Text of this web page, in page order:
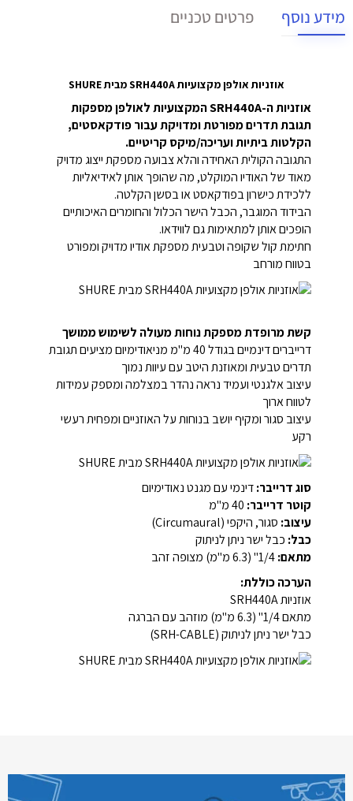
מידע נוסף פרטים טכניים
אוזניות אולפן מקצועיות SRH440A מבית SHURE
אוזניות ה-SRH440A המקצועיות לאולפן מספקות
תגובת תדרים מפורטת ומדויקת עבור פודקאסטים,
הקלטות ביתיות ועריכה/מיקס קריטיים.
התגובה הקולית האחידה והלא צבועה מספקת ייצוג מדויק
מאוד של האודיו המוקלט, מה שהופך אותן לאידיאליות
ללכידת כישרון בפודקאסט או בסשן הקלטה.
הבידוד המוגבר, הכבל הישר הכלול והחומרים האיכותיים
הופכים אותן למתאימות גם לווידאו.
חתימת קול שקופה וטבעית מספקת אודיו מדויק ומפורט
בטווח מורחב
קשת מרופדת מספקת נוחות מעולה לשימוש ממושך
דרייברים דינמיים בגודל 40 מ"מ מניאודימיום מציעים תגובת
תדרים טבעית ומאוזנת היטב עם עיוות נמוך
עיצוב אלגנטי ועמיד נראה נהדר במצלמה ומספק עמידות
לטווח ארוך
עיצוב סגור ומקיף יושב בנוחות על האוזניים ומפחית רעשי
רקע
סוג דרייבר:דינמי עם מגנט נאודימיום
קוטר דרייבר:
עיצוב: סגור, היקפי (Circumaural)
כבל: כבל ישר ניתן לניתוק
מתאם:
הערכה כוללת:
אוזניות SRH440A
מתאם 1/4" (6.3 מ"מ) מוזהב עם הברגה
כבל ישר ניתן לניתוק (SRH-CABLE)